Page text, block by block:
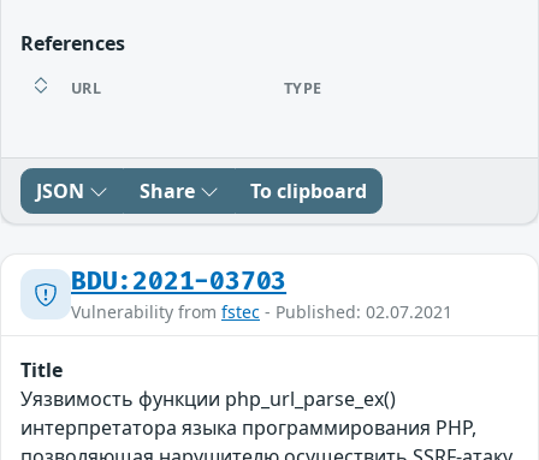
References
URL TYPE
JSON Share To clipboard
BDU:2021-03703
Vulnerability from fstec - Published: 02.07.2021
Title
Уязвимость функции php_url_parse_ex()
интерпретатора языка программирования PHP,